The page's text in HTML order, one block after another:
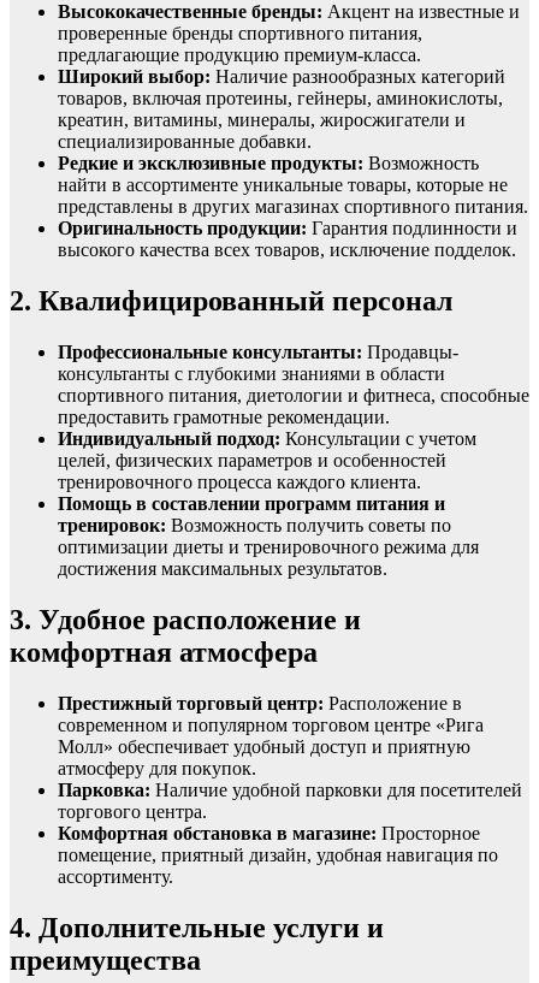
Высококачественные бренды: Акцент на известные и
проверенные бренды спортивного питания,
предлагающие продукцию премиум-класса.
Широкий выбор: Наличие разнообразных категорий
товаров, включая протеины, гейнеры, аминокислоты,
креатин, витамины, минералы, жиросжигатели и
специализированные добавки.
Редкие и эксклюзивные продукты: Возможность
найти в ассортименте уникальные товары, которые не
представлены в других магазинах спортивного питания.
Оригинальность продукции: Гарантия подлинности и
высокого качества всех товаров, исключение подделок.
2. Квалифицированный персонал
Профессиональные консультанты: Продавцы-
консультанты с глубокими знаниями в области
спортивного питания, диетологии и фитнеса, способные
предоставить грамотные рекомендации.
Индивидуальный подход: Консультации с учетом
целей, физических параметров и особенностей
тренировочного процесса каждого клиента.
Помощь в составлении программ питания и
тренировок: Возможность получить советы по
оптимизации диеты и тренировочного режима для
достижения максимальных результатов.
3. Удобное расположение и
комфортная атмосфера
Престижный торговый центр: Расположение в
современном и популярном торговом центре «Рига
Молл» обеспечивает удобный доступ и приятную
атмосферу для покупок.
Парковка: Наличие удобной парковки для посетителей
торгового центра.
Комфортная обстановка в магазине: Просторное
помещение, приятный дизайн, удобная навигация по
ассортименту.
4. Дополнительные услуги и
преимущества